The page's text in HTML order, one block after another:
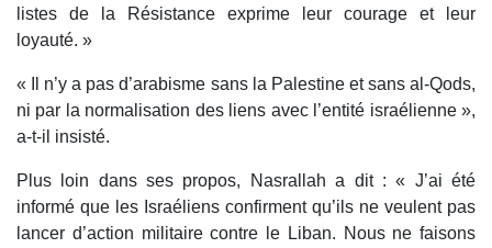
listes de la Résistance exprime leur courage et leur
loyauté. »
« Il n’y a pas d’arabisme sans la Palestine et sans al-Qods,
ni par la normalisation des liens avec l’entité israélienne »,
a-t-il insisté.
Plus loin dans ses propos, Nasrallah a dit : « J’ai été
informé que les Israéliens confirment qu’ils ne veulent pas
lancer d’action militaire contre le Liban. Nous ne faisons